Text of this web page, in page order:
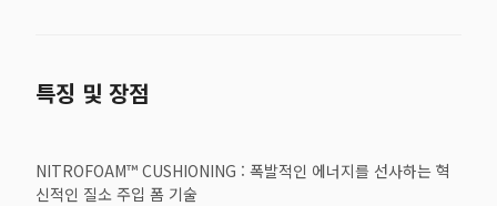
특징 및 장점
NITROFOAM™ CUSHIONING : 폭발적인 에너지를 선사하는 혁
신적인 질소 주입 폼 기술